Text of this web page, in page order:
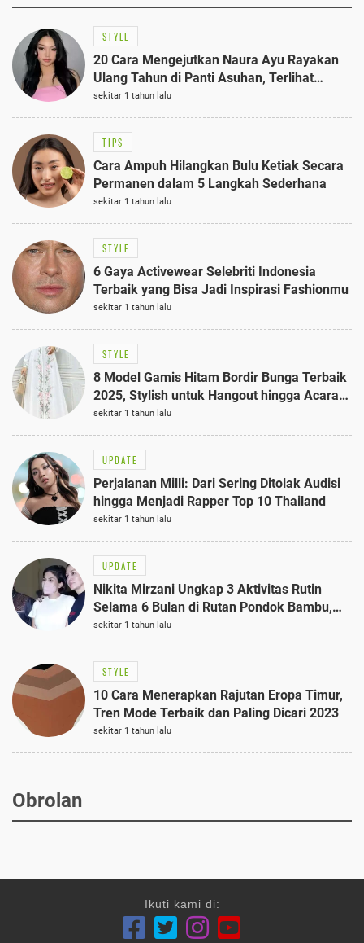
STYLE
20 Cara Mengejutkan Naura Ayu Rayakan
Ulang Tahun di Panti Asuhan, Terlihat
Anggun dengan Kaftan Cokelat
sekitar 1 tahun lalu
TIPS
Cara Ampuh Hilangkan Bulu Ketiak Secara
Permanen dalam 5 Langkah Sederhana
sekitar 1 tahun lalu
STYLE
6 Gaya Activewear Selebriti Indonesia
Terbaik yang Bisa Jadi Inspirasi Fashionmu
sekitar 1 tahun lalu
STYLE
8 Model Gamis Hitam Bordir Bunga Terbaik
2025, Stylish untuk Hangout hingga Acara
Semi-Formal
sekitar 1 tahun lalu
UPDATE
Perjalanan Milli: Dari Sering Ditolak Audisi
hingga Menjadi Rapper Top 10 Thailand
sekitar 1 tahun lalu
UPDATE
Nikita Mirzani Ungkap 3 Aktivitas Rutin
Selama 6 Bulan di Rutan Pondok Bambu,
Terungkap!
sekitar 1 tahun lalu
STYLE
10 Cara Menerapkan Rajutan Eropa Timur,
Tren Mode Terbaik dan Paling Dicari 2023
sekitar 1 tahun lalu
Obrolan
Ikuti kami di: